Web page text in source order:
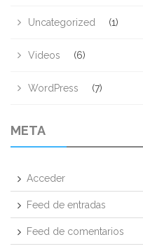
Uncategorized (1)
Videos (6)
WordPress (7)
META
Acceder
Feed de entradas
Feed de comentarios